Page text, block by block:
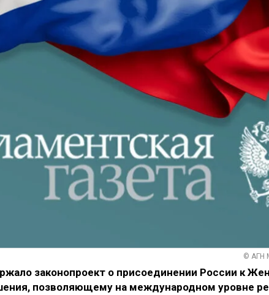
© АГН
законопроект о присоединении России к
позволяющему на международном уровне